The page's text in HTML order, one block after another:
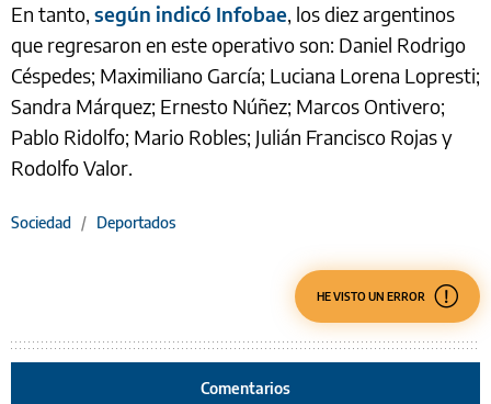
En tanto, según indicó Infobae, los diez argentinos
que regresaron en este operativo son: Daniel Rodrigo
Céspedes; Maximiliano García; Luciana Lorena Lopresti;
Sandra Márquez; Ernesto Núñez; Marcos Ontivero;
Pablo Ridolfo; Mario Robles; Julián Francisco Rojas y
Rodolfo Valor.
Sociedad / Deportados
HE VISTO UN ERROR
Comentarios